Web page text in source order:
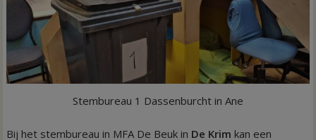
Stembureau 1 Dassenburcht in Ane
Bij het stembureau in MFA De Beuk in De Krim kan een